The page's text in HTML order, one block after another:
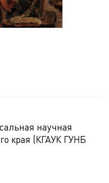
научная
края (КГАУК ГУНБ